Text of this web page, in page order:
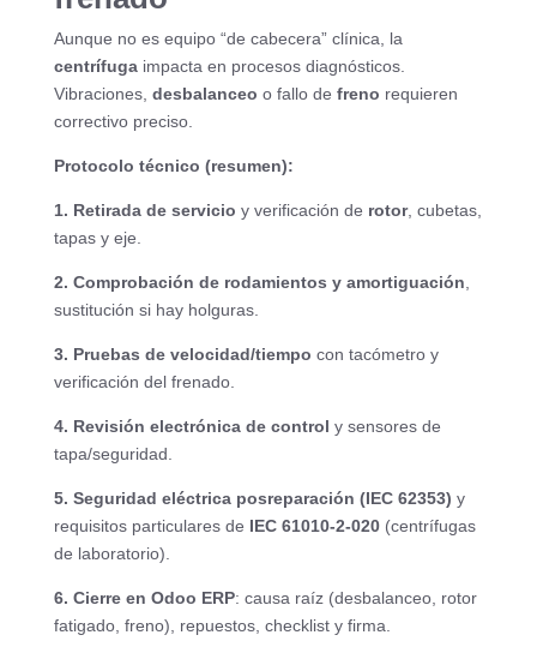
Aunque no es equipo “de cabecera” clínica, la
centrífugaimpacta en procesos diagnósticos.
Vibraciones, desbalanceo o fallo de freno requieren
correctivo preciso.
Protocolo técnico (resumen):
1. Retirada de servicio y verificación de rotor, cubetas,
tapas y eje.
2. Comprobación de rodamientos y amortiguación
sustitución si hay holguras.
3. Pruebas de velocidad/tiempo con tacómetro y
verificación del frenado.
4. Revisión electrónica de control y sensores de
tapa/seguridad.
5. Seguridad eléctrica posreparación (IEC 62353) y
requisitos particulares de IEC 61010-2-020(centrífugas
de laboratorio).
6. Cierre en Odoo ERP: causa raíz (desbalanceo, rotor
fatigado, freno), repuestos, checklist y firma.